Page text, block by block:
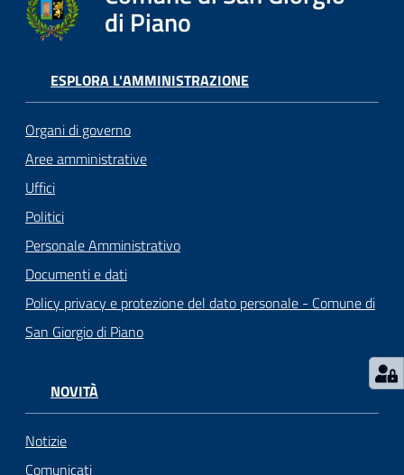
o
n
e
Tutti
gli
argomenti...
di Piano
ESPLORA L'AMMINISTRAZIONE
Organi di governo
Aree amministrative
Uffici
Politici
Personale Amministrativo
Documenti e dati
Policy privacy e protezione del dato personale - Comune di
San Giorgio di Piano
NOVITÀ
Notizie
Comunicati